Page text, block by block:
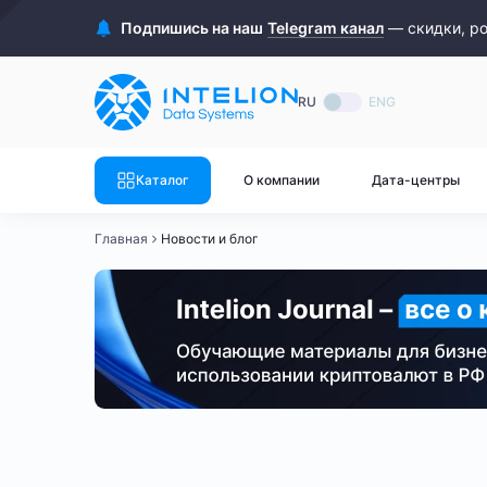
Подпишись на наш Telegram канал — скидки,
RU ENG
Каталог О компании Дата-центры
ASIC майнеры
Bitmain
Innosilicon
Iceriver
Готовый
Готовый
Готовый
Готовый
Готовый
Готовый
Главная Новости и блог